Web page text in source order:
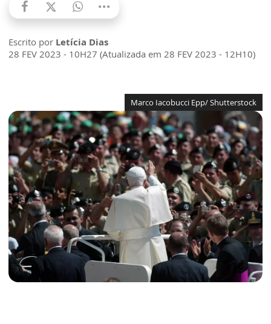
Escrito por Letícia Dias
28 FEV 2023 - 10H27 (Atualizada em 28 FEV 2023 - 12H10)
Marco Iacobucci Epp/ Shutterstock